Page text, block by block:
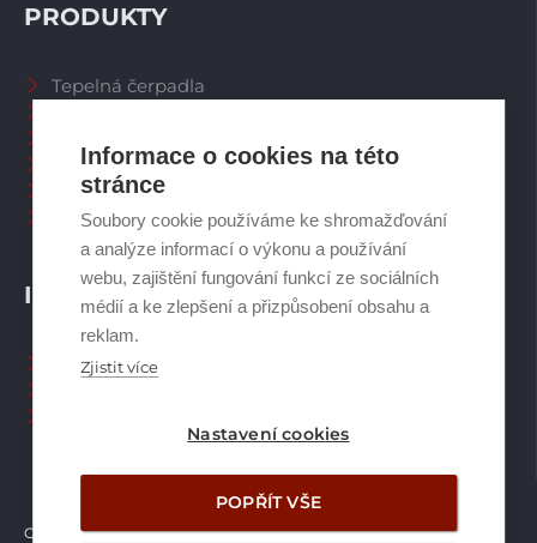
Informace o cookies na této
stránce
Soubory cookie používáme ke shromažďování
a analýze informací o výkonu a používání
webu, zajištění fungování funkcí ze sociálních
médií a ke zlepšení a přizpůsobení obsahu a
reklam.
Zjistit více
Nastavení cookies
POPŘÍT VŠE
INFORMACE
Naši pracovníci CZ
PRODUKTY
Tepelná čerpadla
Spalinové systémy
Plynové kotle
Ostatní příslušenství
Copyright © Brilon a.s. 2026